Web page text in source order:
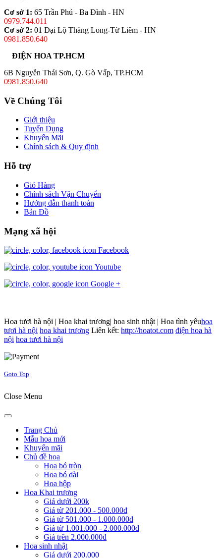
Cơ sở 1: 65 Trần Phú - Ba Đình - HN
0979.744.011
Cơ sở 2: 01 Đại Lộ Thăng Long-Từ Liêm - HN
0981.850.640
ĐIỆN HOA TP.HCM
6B Nguyễn Thái Sơn, Q. Gò Vấp, TP.HCM
0981.850.640
Về Chúng Tôi
Giới thiệu
Tuyển Dụng
Khuyến Mãi
Chính sách & Quy định
Hỗ trợ
Giỏ Hàng
Chính sách Vận Chuyển
Hướng dẫn thanh toán
Bản Đồ
Mạng xã hội
Facebook
Youtube
Google +
Hoa tươi hà nội | Hoa khai trương| hoa sinh nhật | Hoa tình yêuhoa
tươi hà nội hoa khai trương Liên kết: http://hoatot.com điện hoa hà
nội hoa tươi hà nội
Goto Top
Close Menu
Trang Chủ
Mẫu hoa mới
Khuyến mãi
Chủ đề hoa
Hoa bó tròn
Hoa bó dài
Hoa hộp
Hoa Khai trương
Giá dưới 200k
Giá từ 201.000 - 500.000đ
Giá từ 501.000 - 1.000.000đ
Giá từ 1.001.000 - 2.000.000đ
Giá trên 2.000.000đ
Hoa sinh nhật
Giá dưới 200.000